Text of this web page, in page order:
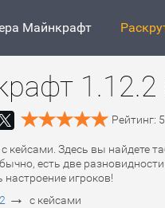
Майнкрафт
1.12.2
Рейтинг: 5
кейсами. Здесь вы найдете
есть две
игроков!
→ с кейсами